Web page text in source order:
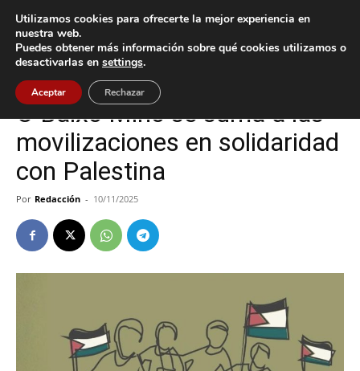
Inicio A Guarda
A Guarda Tomiño
O Baixo Miño se suma a las
movilizaciones en solidaridad
con Palestina
Por Redacción - 10/11/2025
Utilizamos cookies para ofrecerte la mejor experiencia en
nuestra web.
Puedes obtener más información sobre qué cookies utilizamos o
desactivarlas en settings.
Aceptar Rechazar